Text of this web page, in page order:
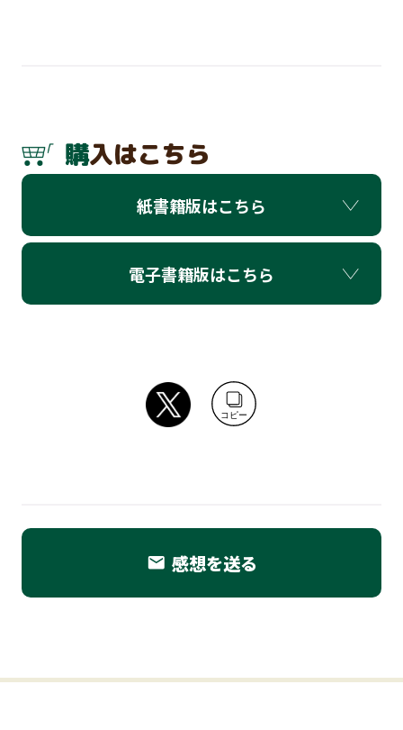
購入はこちら
紙書籍版はこちら
電子書籍版はこちら
コピー
email 感想を送る